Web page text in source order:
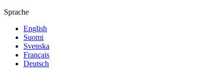
Sprache
English
Suomi
Svenska
Français
Deutsch